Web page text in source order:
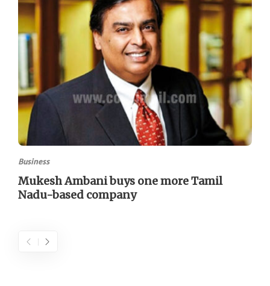
Business
Mukesh Ambani buys one more Tamil
Nadu-based company